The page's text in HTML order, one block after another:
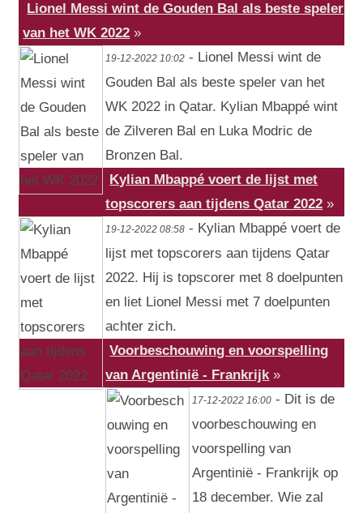
Lionel Messi wint de Gouden Bal als beste speler
van het WK 2022 »
19-12-2022 10:02 - Lionel Messi wint de
Gouden Bal als beste speler van het
WK 2022 in Qatar. Kylian Mbappé wint
de Zilveren Bal en Luka Modric de
Bronzen Bal.
Kylian Mbappé voert de lijst met
topscorers aan tijdens Qatar 2022 »
19-12-2022 08:58 - Kylian Mbappé voert de
lijst met topscorers aan tijdens Qatar
2022. Hij is topscorer met 8 doelpunten
en liet Lionel Messi met 7 doelpunten
achter zich.
Voorbeschouwing en voorspelling
van Argentinië - Frankrijk»
17-12-2022 16:00 - Dit is de
voorbeschouwing en
voorspelling van
Argentinië - Frankrijk op
18 december. Wie zal